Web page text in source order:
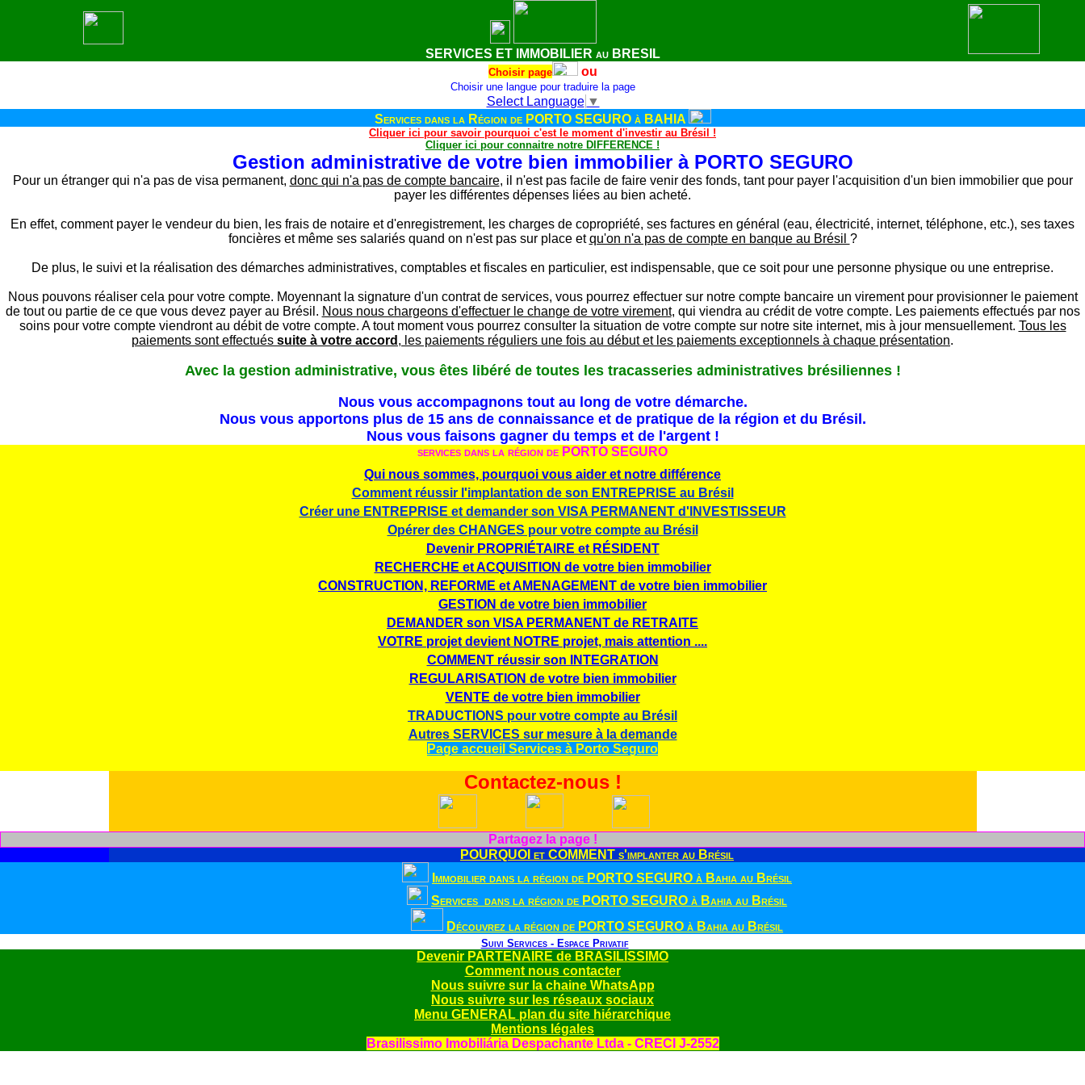
SERVICES ET IMMOBILIER au BRESIL
Choisir page ou
Choisir une langue pour traduire la page
Select Language ▼
Services dans la Région de PORTO SEGURO à BAHIA
Cliquer ici pour savoir pourquoi c'est le moment d'investir au Brésil !
Cliquer ici pour connaitre notre DIFFERENCE !
Gestion administrative de votre bien immobilier à PORTO SEGURO
Pour un étranger qui n'a pas de visa permanent, donc qui n'a pas de compte bancaire, il n'est pas facile de faire venir des fonds, tant pour payer l'acquisition d'un bien immobilier que pour
payer les différentes dépenses liées au bien acheté.
En effet, comment payer le vendeur du bien, les frais de notaire et d'enregistrement, les charges de copropriété, ses factures en général (eau, électricité, internet, téléphone, etc.), ses taxes
foncières et même ses salariés quand on n'est pas sur place etqu'on n'a pas de compte en banque au Brésil ?
De plus, le suivi et la réalisation des démarches administratives, comptables et fiscales en particulier, est indispensable, que ce soit pour une personne physique ou une entreprise.
Nous pouvons réaliser cela pour votre compte. Moyennant la signature d'un contrat de services, vous pourrez effectuer sur notre compte bancaire un virement pour provisionner le paiement
de tout ou partie de ce que vous devez payer au Brésil. Nous nous chargeons d'effectuer le change de votre virement, qui viendra au crédit de votre compte. Les paiements effectués par nos
soins pour votre compte viendront au débit de votre compte. A tout moment vous pourrez consulter la situation de votre compte sur notre site internet, mis à jour mensuellement. Tous les
paiements sont effectués suite à votre accord , les paiements réguliers une fois au début et les paiements exceptionnels à chaque présentation.
Avec la gestion administrative, vous êtes libéré de toutes les tracasseries administratives brésiliennes !
Nous vous accompagnons tout au long de votre démarche.
Nous vous apportons plus de 15 ans de connaissance et de pratique de la région et du Brésil.
Nous vous faisons gagner du temps et de l'argent !
services dans la région de PORTO SEGURO
Qui nous sommes, pourquoi vous aider et notre différence
Comment réussir l'implantation de son ENTREPRISE au Brésil
Créer une ENTREPRISE et demander son VISA PERMANENT d'INVESTISSEUR
Opérer des CHANGES pour votre compte au Brésil
Devenir PROPRIÉTAIRE et RÉSIDENT
RECHERCHE et ACQUISITION de votre bien immobilier
CONSTRUCTION, REFORME et AMENAGEMENT de votre bien immobilier
GESTION de votre bien immobilier
DEMANDER son VISA PERMANENT de RETRAITE
VOTRE projet devient NOTRE projet, mais attention ....
COMMENT réussir son INTEGRATION
REGULARISATION de votre bien immobilier
VENTE de votre bien immobilier
TRADUCTIONS pour votre compte au Brésil
Autres SERVICES sur mesure à la demande
Page accueil Services à Porto Seguro
Contactez-nous !
Partagez la page !
POURQUOI et COMMENT s'implanter au Brésil
Immobilier dans la région de PORTO SEGURO à Bahia au Brésil
Services dans la région de PORTO SEGURO à Bahia au Brésil
Découvrez la région de PORTO SEGURO à Bahia au Brésil
Suivi Services - Espace Privatif
Devenir PARTENAIRE de BRASILISSIMO
Comment nous contacter
Nous suivre sur la chaine WhatsApp
Nous suivre sur les réseaux sociaux
Menu GENERAL plan du site hiérarchique
Mentions légales
Brasilissimo Imobiliária Despachante Ltda - CRECI J-2552